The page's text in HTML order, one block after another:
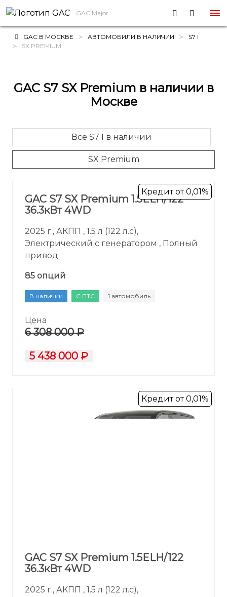
GAC Major
GAC В МОСКВЕ АВТОМОБИЛИ В НАЛИЧИИ
S7 I
SX PREMIUM
GAC S7 SX Premium в наличии в
Москве
Все S7 I в наличии
SX Premium
Кредит от 0,01%
GAC S7 SX Premium 1.5ELH/122
36.3кВт 4WD
2025 г., АКПП , 1.5 л (122 л.с),
Электрический с генератором , Полный
привод
85 опций
В наличии С ПТС 1 автомобиль
Цена
6 308 000 ₽
5 438 000 ₽
Кредит от 0,01%
GAC S7 SX Premium 1.5ELH/122
36.3кВт 4WD
2025 г., АКПП , 1.5 л (122 л.с),